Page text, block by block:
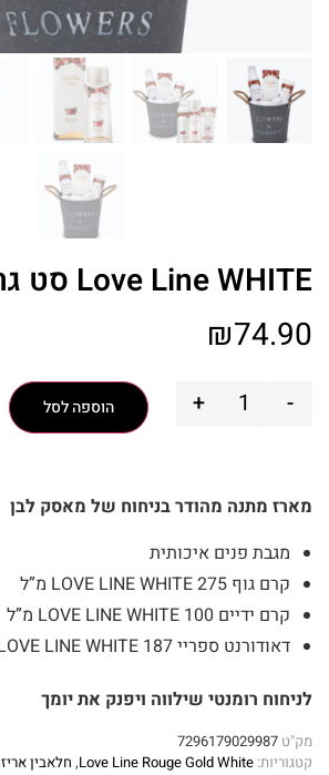
Love Line WHITE סט גרדן
₪74.90
-
+ הוספה לסל
מארז מתנה מהודר בניחוח של מאסק לבן
מגבת פנים איכותית
קרם גוף LOVE LINE WHITE 275 מ”ל
קרם ידיים LOVE LINE WHITE 100 מ”ל
דאודורנט ספריי LOVE LINE WHITE 187 סמ”ק
לניחוח רומנטי שילווה ויפנק את יומך
מק"ט 7296179029987
קטגוריות: Love Line Rouge Gold White
, חלאבין